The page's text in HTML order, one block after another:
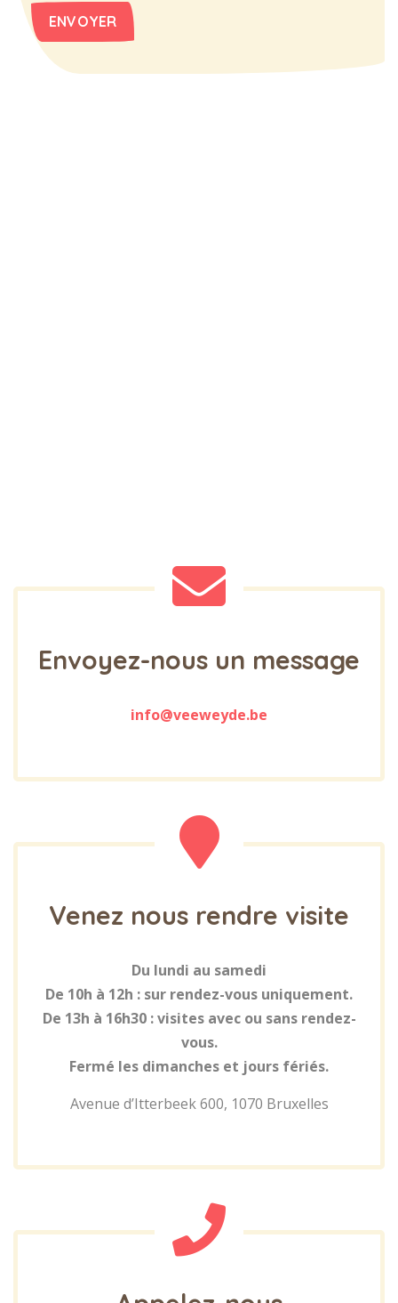
Envoyez-nous un message
info@veeweyde.be
Venez nous rendre visite
Du lundi au samedi
De 10h à 12h : sur rendez-vous uniquement.
De 13h à 16h30 : visites avec ou sans rendez-
vous.
Fermé les dimanches et jours fériés.
Avenue d’Itterbeek 600, 1070 Bruxelles